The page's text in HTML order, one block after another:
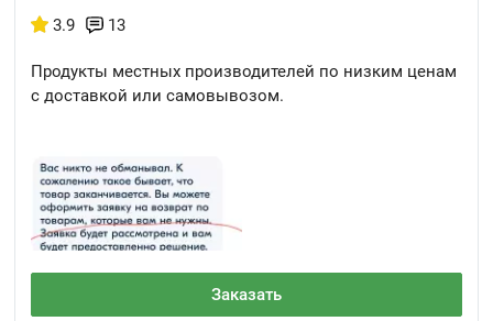
3.9 13
Продукты местных производителей по низким ценам
с доставкой или самовывозом.
Заказать